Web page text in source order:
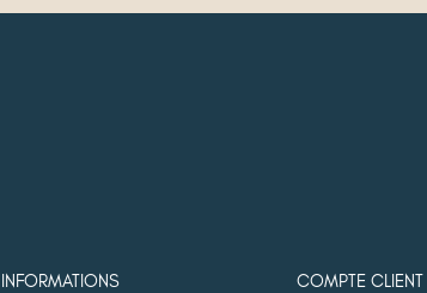
INFORMATIONS COMPTE CLIENT